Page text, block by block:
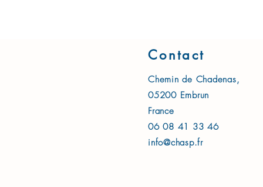
Contact
Chemin de Chadenas,
05200 Embrun
France
06 08 41 33 46
info@chasp.fr